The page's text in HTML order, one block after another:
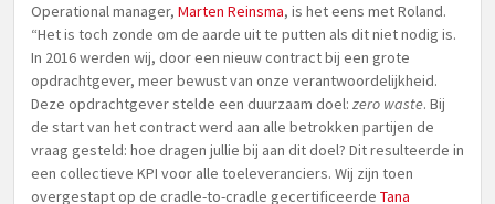
Operational manager, Marten Reinsma, is het eens met Roland.
“Het is toch zonde om de aarde uit te putten als dit niet nodig is.
In 2016 werden wij, door een nieuw contract bij een grote
opdrachtgever, meer bewust van onze verantwoordelijkheid.
Deze opdrachtgever stelde een duurzaam doel: zero waste. Bij
de start van het contract werd aan alle betrokken partijen de
vraag gesteld: hoe dragen jullie bij aan dit doel? Dit resulteerde in
een collectieve KPI voor alle toeleveranciers. Wij zijn toen
overgestapt op de cradle-to-cradle gecertificeerde Tana